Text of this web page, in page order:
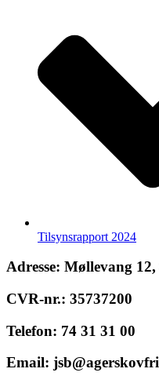
Tilsynsrapport 2024
Adresse: Møllevang
CVR-nr.: 35737200
Telefon: 74 31 31 00
Email: